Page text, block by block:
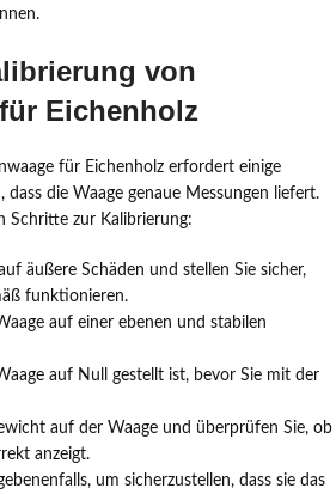
von
Eichenholz
für Eichenholz erfordert einige
dass die Waage genaue Messungen liefert.
Schritte zur Kalibrierung:
äußere Schäden und stellen Sie sicher,
funktionieren.
auf einer ebenen und stabilen
auf Null gestellt ist, bevor Sie mit der
auf der Waage und überprüfen Sie, ob
anzeigt.
um sicherzustellen, dass sie das